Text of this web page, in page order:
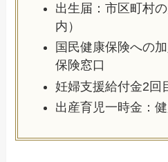
出生届：市区町村
内）
国民健康保険への
保険窓口
妊婦支援給付金2回
出産育児一時金：